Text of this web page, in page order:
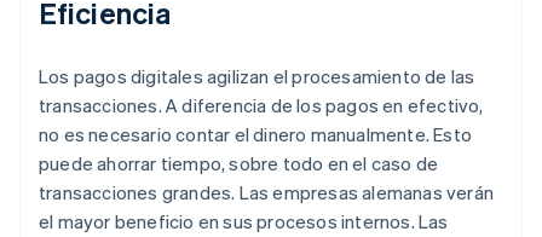
Eficiencia
Los pagos digitales agilizan el procesamiento de las
transacciones. A diferencia de los pagos en efectivo,
no es necesario contar el dinero manualmente. Esto
puede ahorrar tiempo, sobre todo en el caso de
transacciones grandes. Las empresas alemanas verán
el mayor beneficio en sus procesos internos. Las